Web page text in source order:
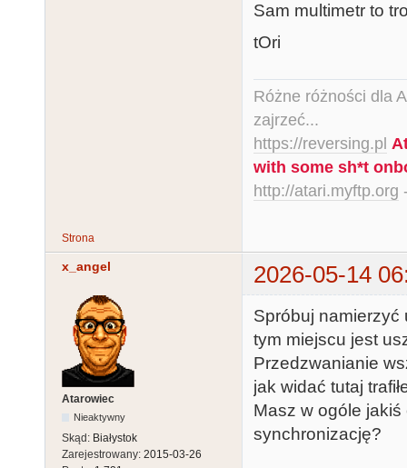
Sam multimetr to
tOri
Różne różności dla
zajrzeć...
https://reversing.pl
with some sh*t
http://atari.myftp.org
Strona
x_angel 2026-05-14
Atarowiec
Nieaktywny
Skąd: Białystok
Zarejestrowany: 2015-03-26
Spróbuj namierzyć
tym miejscu jest
Przedzwanianie
jak widać tutaj
Masz w ogóle jakiś
synchronizację?